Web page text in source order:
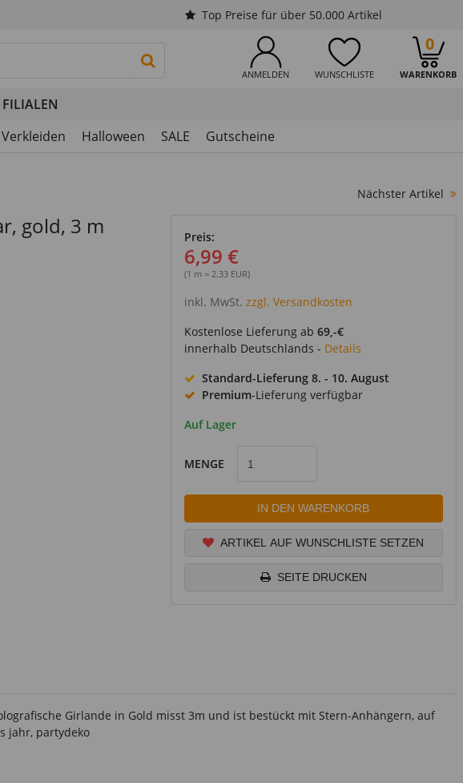
Top Preise für über 50.000 Artikel
ANMELDEN WUNSCHLISTE WARENKORB
0
PRODUKTSUCHE STARTEN
FILIALEN
Halloween SALE Gutscheine
Nächster Artikel
gold, 3 m Preis:
6,99 €
(1 m = 2.33 EUR)
inkl. MwSt. zzgl. Versandkosten
Kostenlose Lieferung ab 69,-€
innerhalb Deutschlands - Details
Standard-Lieferung 8. - 10. August
Premium-Lieferung verfügbar
Auf Lager
MENGE
IN DEN WARENKORB
ARTIKEL AUF WUNSCHLISTE SETZEN
SEITE DRUCKEN
Girlande in Gold misst 3m und ist bestückt mit Stern-Anhängern, auf
jahr, partydeko